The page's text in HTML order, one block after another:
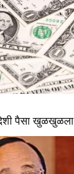
पैसा खुळखुळला